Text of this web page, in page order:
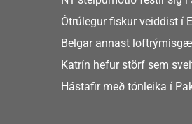
Ótrúlegur fiskur veiddist í
Belgar annast
Atlandshafsbandalagsins
Katrín hefur störf sem
Þingeyjarsveitar
Hástafir með tónleika í